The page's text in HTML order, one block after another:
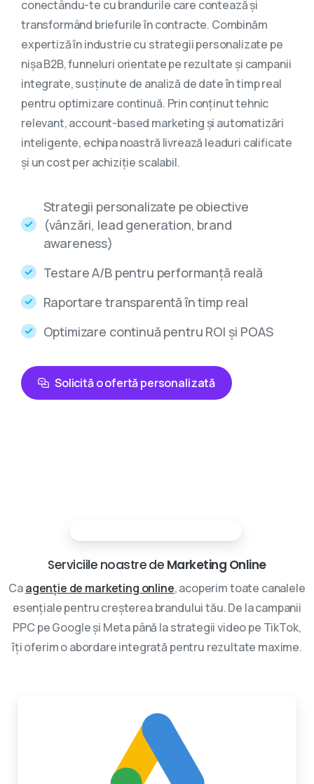
conectându-te cu brandurile care contează și
transformând briefurile în contracte. Combinăm
expertiză în industrie cu strategii personalizate pe
nișa B2B, funneluri orientate pe rezultate și campanii
integrate, susținute de analiză de date în timp real
pentru optimizare continuă. Prin conținut tehnic
relevant, account-based marketing și automatizări
inteligente, echipa noastră livrează leaduri calificate
și un cost per achiziție scalabil.
Strategii personalizate pe obiective
(vânzări, lead generation, brand
awareness)
Testare A/B pentru performanță reală
Raportare transparentă în timp real
Optimizare continuă pentru ROI și POAS
Solicită o ofertă personalizată
Serviciile noastre de Marketing Online
Caagenție de marketing online, acoperim toate canalele
esențiale pentru creșterea brandului tău. De la campanii
PPC pe Google și Meta până la strategii video pe TikTok,
îți oferim o abordare integrată pentru rezultate maxime.